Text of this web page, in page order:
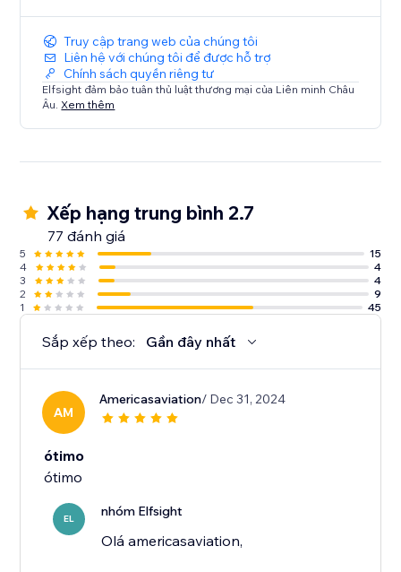
Truy cập trang web của chúng tôi
Liên hệ với chúng tôi để được hỗ trợ
Chính sách quyền riêng tư
Elfsight đảm bảo tuân thủ luật thương mại của Liên minh Châu
Âu. Xem thêm
Xếp hạng trung bình 2.7
77 đánh giá
5
15
4
4
3
4
2
9
1
45
Sắp xếp theo: Gần đây nhất
AM
Americasaviation/ Dec 31, 2024
ótimo
ótimo
EL nhóm Elfsight
Olá americasaviation,